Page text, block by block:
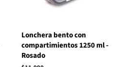
Lonchera bento con
compartimientos 1250 ml -
Rosado